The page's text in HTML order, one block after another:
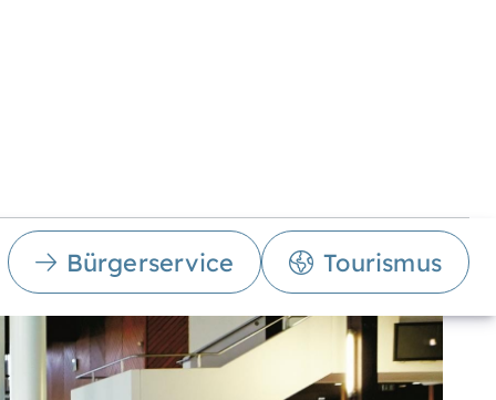
Bürgerservice Tourismus